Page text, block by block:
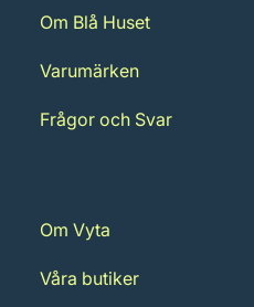
Om Blå Huset
Varumärken
Frågor och Svar
Om Vyta
Våra butiker